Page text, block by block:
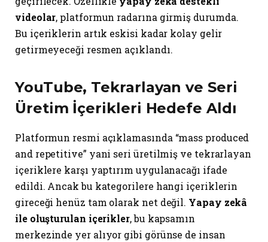
videolar, platformun radarına girmiş durumda.
Bu içeriklerin artık eskisi kadar kolay gelir
getirmeyeceği resmen açıklandı.
YouTube, Tekrarlayan ve Seri
Üretim İçerikleri Hedefe Aldı
Platformun resmi açıklamasında “mass produced
and repetitive” yani seri üretilmiş ve tekrarlayan
içeriklere karşı yaptırım uygulanacağı ifade
edildi. Ancak bu kategorilere hangi içeriklerin
gireceği henüz tam olarak net değil. Yapay zekâ
ile oluşturulan içerikler, bu kapsamın
merkezinde yer alıyor gibi görünse de insan